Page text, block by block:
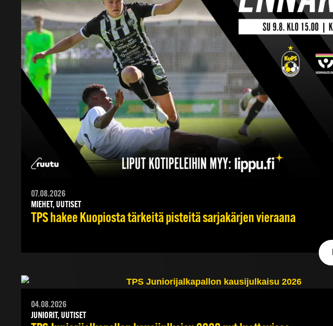
07.08.2026
MIEHET, UUTISET
TPS hakee Kuopiosta tärkeitä pisteitä sarjakärjen vieraana
04.08.2026
JUNIORIT, UUTISET